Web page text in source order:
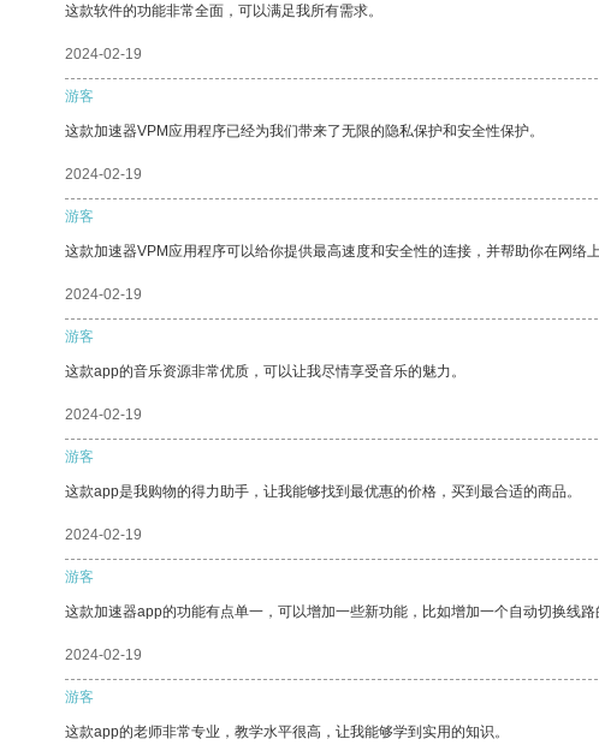
这款软件的功能非常全面，可以满足我所有需求。
2024-02-19
游客
这款加速器VPM应用程序已经为我们带来了无限的隐私保护和安全性保护。
2024-02-19
游客
这款加速器VPM应用程序可以给你提供最高速度和安全性的连接，并帮助你在网络上
2024-02-19
游客
这款app的音乐资源非常优质，可以让我尽情享受音乐的魅力。
2024-02-19
游客
这款app是我购物的得力助手，让我能够找到最优惠的价格，买到最合适的商品。
2024-02-19
游客
这款加速器app的功能有点单一，可以增加一些新功能，比如增加一个自动切换线路
2024-02-19
游客
这款app的老师非常专业，教学水平很高，让我能够学到实用的知识。